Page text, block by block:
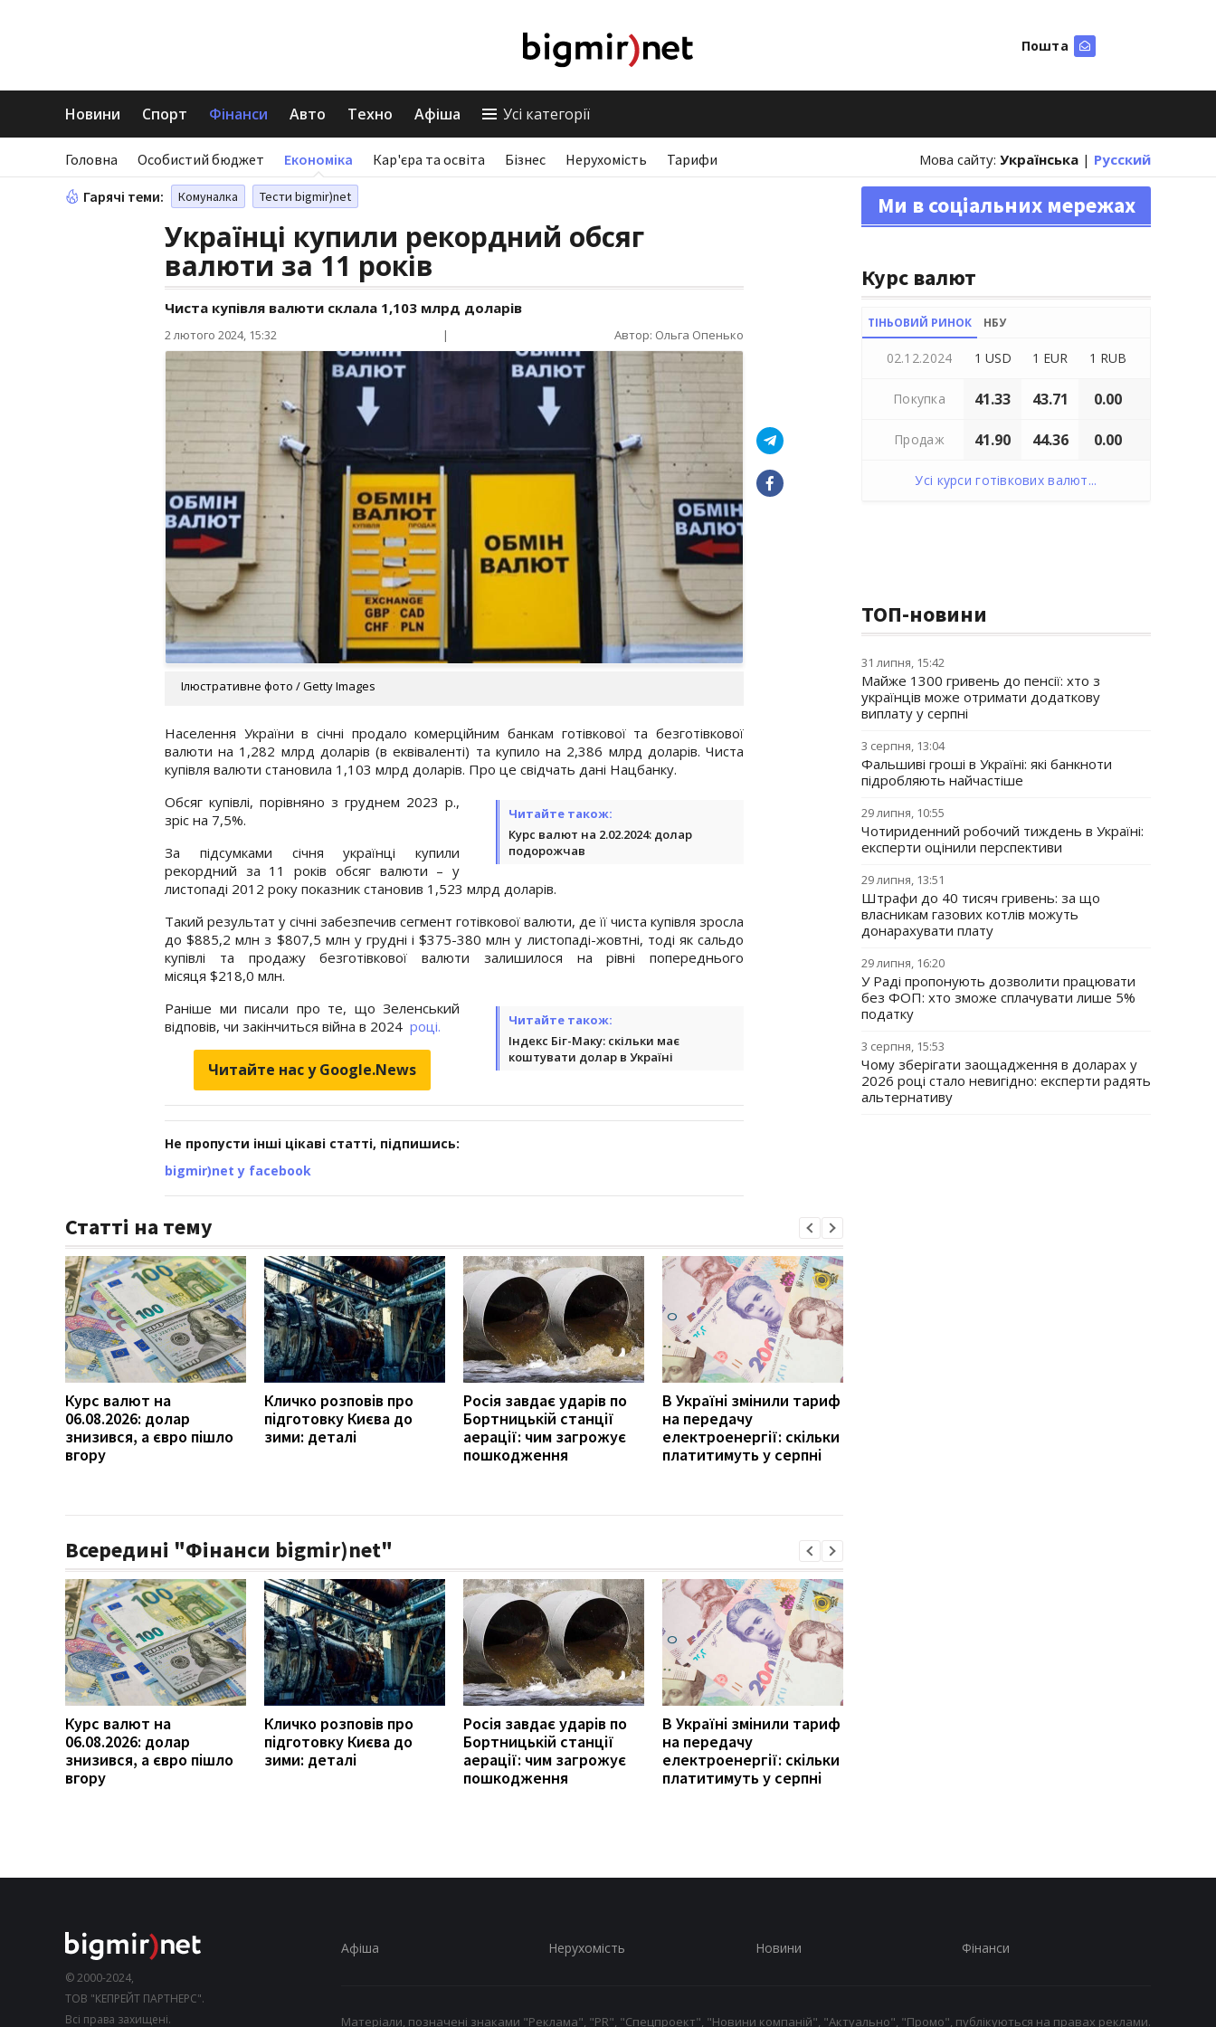
Пошта
Новини Спорт Фінанси Авто Техно Афіша Усі категорії
Головна Особистий бюджет Економіка Кар'єра та освіта Бізнес Нерухомість Тарифи Мова сайту: Українська | Русский
Гарячі теми: Комуналка Тести bigmir)net
Українці купили рекордний обсяг
валюти за 11 років
Чиста купівля валюти склала 1,103 млрд доларів
2 лютого 2024, 15:32 | Автор: Ольга Опенько
Ілюстративне фото / Getty Images
Населення України в січні продало комерційним банкам готівкової та безготівкової
валюти на 1,282 млрд доларів (в еквіваленті) та купило на 2,386 млрд доларів. Чиста
купівля валюти становила 1,103 млрд доларів. Про це свідчать дані Нацбанку.
Читайте також:
Курс валют на 2.02.2024: долар
подорожчав
Обсяг купівлі, порівняно з груднем 2023 р.,
зріс на 7,5%.
За підсумками січня українці купили
рекордний за 11 років обсяг валюти – у
листопаді 2012 року показник становив 1,523 млрд доларів.
Такий результат у січні забезпечив сегмент готівкової валюти, де її чиста купівля зросла
до $885,2 млн з $807,5 млн у грудні і $375-380 млн у листопаді-жовтні, тоді як сальдо
купівлі та продажу безготівкової валюти залишилося на рівні попереднього
місяця $218,0 млн.
Читайте також:
Індекс Біг-Маку: скільки має
коштувати долар в Україні
Раніше ми писали про те, що Зеленський
відповів, чи закінчиться війна в 2024 році.
Читайте нас у Google.News
Не пропусти інші цікаві статті, підпишись:
bigmir)net у facebook
Статті на тему
Курс валют на
06.08.2026: долар
знизився, а євро пішло
вгору
Кличко розповів про
підготовку Києва до
зими: деталі
Росія завдає ударів по
Бортницькій станції
аерації: чим загрожує
пошкодження
В Україні змінили тариф
на передачу
електроенергії: скільки
платитимуть у серпні
Всередині "Фінанси bigmir)net"
Курс валют на
06.08.2026: долар
знизився, а євро пішло
вгору
Кличко розповів про
підготовку Києва до
зими: деталі
Росія завдає ударів по
Бортницькій станції
аерації: чим загрожує
пошкодження
В Україні змінили тариф
на передачу
електроенергії: скільки
платитимуть у серпні
Ми в соціальних мережах
Курс валют
ТІНЬОВИЙ РИНОК НБУ
02.12.2024 1 USD 1 EUR 1 RUB
Покупка 41.33 43.71 0.00
Продаж 41.90 44.36 0.00
Усі курси готівкових валют...
ТОП-новини
31 липня, 15:42
Майже 1300 гривень до пенсії: хто з
українців може отримати додаткову
виплату у серпні
3 серпня, 13:04
Фальшиві гроші в Україні: які банкноти
підробляють найчастіше
29 липня, 10:55
Чотириденний робочий тиждень в Україні:
експерти оцінили перспективи
29 липня, 13:51
Штрафи до 40 тисяч гривень: за що
власникам газових котлів можуть
донарахувати плату
29 липня, 16:20
У Раді пропонують дозволити працювати
без ФОП: хто зможе сплачувати лише 5%
податку
3 серпня, 15:53
Чому зберігати заощадження в доларах у
2026 році стало невигідно: експерти радять
альтернативу
© 2000-2024,
ТОВ "КЕПРЕЙТ ПАРТНЕРС".
Всі права захищені.
Афіша Нерухомість Новини Фінанси
Матеріали, позначені знаками "Реклама", "PR", "Спецпроект", "Новини компаній", "Актуально", "Промо", публікуються на правах реклами.